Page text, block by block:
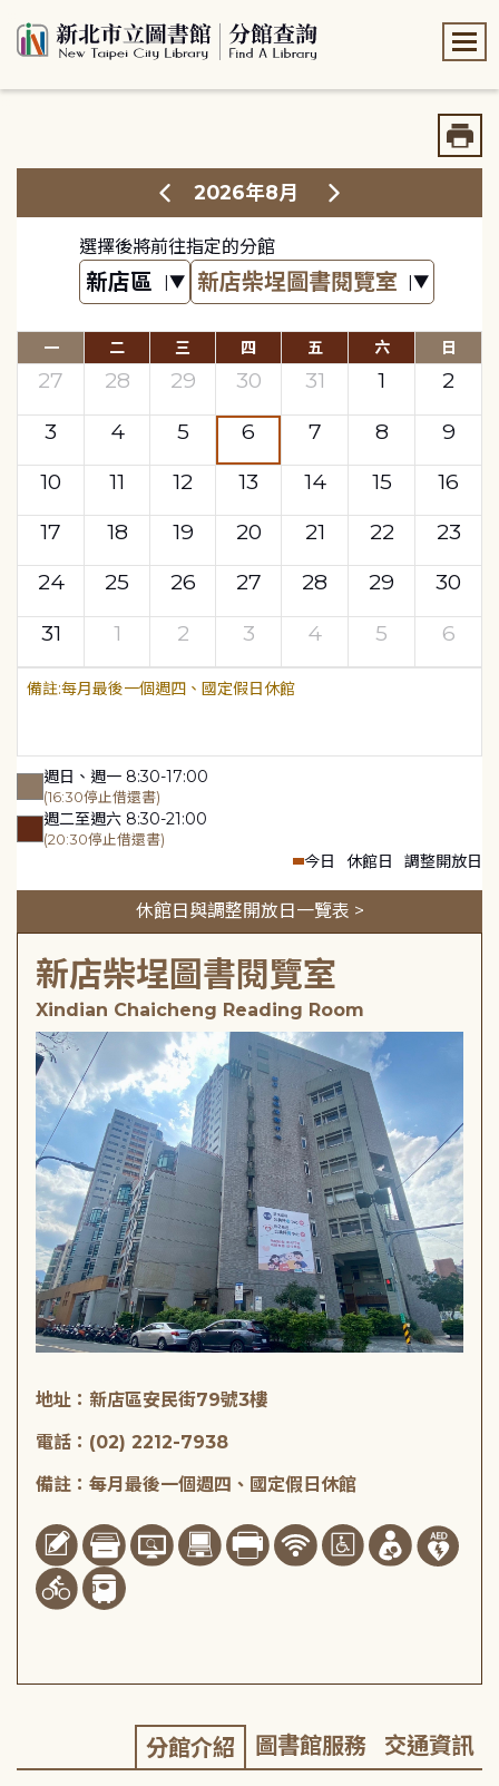
2026年8月
選擇後將前往指定的分館
一 二 三 四 五 六 日
27 28 29 30 31 1
2
3
4 5 6 7 8
9
10
11 12 13 14 15
16
17
18 19 20 21 22
23
24
25 26 27 28 29
30
31
1 2 3 4 5 6
每月最後一個週四、國定假日休館
週日、週一 8:30-17:00
(16:30停止借還書)
週二至週六 8:30-21:00
(20:30停止借還書)
今日 休館日 調整開放日
休館日與調整開放日一覽表 >
新店柴埕圖書閱覽室
Xindian Chaicheng Reading Room
地址：新店區安民街79號3樓
電話：(02) 2212-7938
備註：每月最後一個週四、國定假日休館
分館介紹 圖書館服務 交通資訊